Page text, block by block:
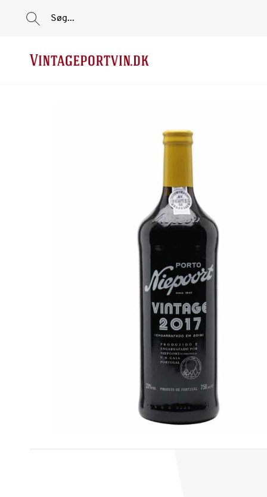
Søg...